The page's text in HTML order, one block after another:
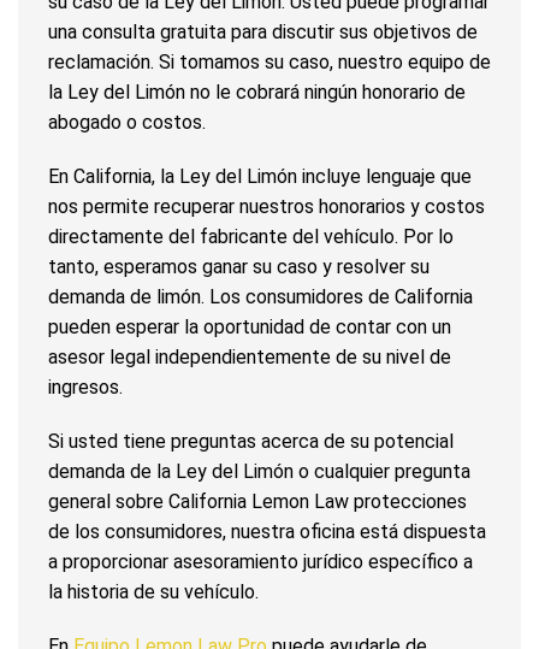
una consulta gratuita para discutir sus objetivos de
reclamación. Si tomamos su caso, nuestro equipo de
la Ley del Limón no le cobrará ningún honorario de
abogado o costos.
En California, la Ley del Limón incluye lenguaje que
nos permite recuperar nuestros honorarios y costos
directamente del fabricante del vehículo. Por lo
tanto, esperamos ganar su caso y resolver su
demanda de limón. Los consumidores de California
pueden esperar la oportunidad de contar con un
asesor legal independientemente de su nivel de
ingresos.
Si usted tiene preguntas acerca de su potencial
demanda de la Ley del Limón o cualquier pregunta
general sobre California Lemon Law protecciones
de los consumidores, nuestra oficina está dispuesta
a proporcionar asesoramiento jurídico específico a
la historia de su vehículo.